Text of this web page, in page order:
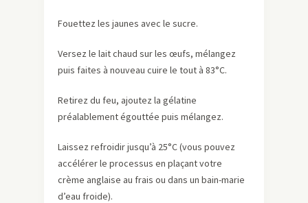
Fouettez les jaunes avec le sucre.
Versez le lait chaud sur les œufs, mélangez
puis faites à nouveau cuire le tout à 83°C.
Retirez du feu, ajoutez la gélatine
préalablement égouttée puis mélangez.
Laissez refroidir jusqu’à 25°C (vous pouvez
accélérer le processus en plaçant votre
crème anglaise au frais ou dans un bain-marie
d’eau froide).